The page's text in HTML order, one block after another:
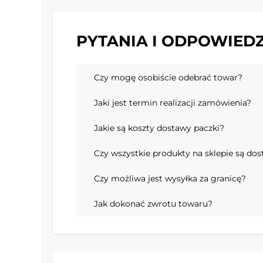
PYTANIA I
Czy mogę osobiście odebrać towar?
Jaki jest termin realizacji zamówienia?
Jakie są koszty dostawy paczki?
Czy wszystkie produkty na sklepie są
Czy możliwa jest wysyłka za granicę?
Jak dokonać zwrotu towaru?